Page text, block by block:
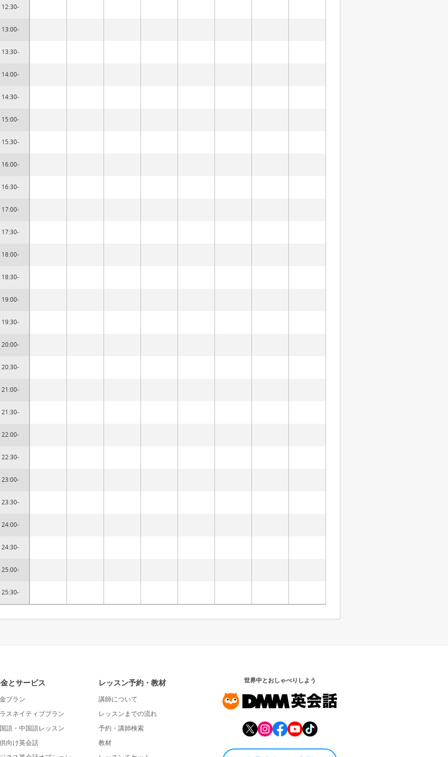
12:30-
13:00-
13:30-
14:00-
14:30-
15:00-
15:30-
16:00-
16:30-
17:00-
17:30-
18:00-
18:30-
19:00-
19:30-
20:00-
20:30-
21:00-
21:30-
22:00-
22:30-
23:00-
23:30-
24:00-
24:30-
25:00-
25:30-
とサービス
プラン
スネイティブプラン
語・中国語レッスン
向け英会話
レッスン予約・教材
講師について
レッスンまでの流れ
予約・講師検索
教材
世界中とおしゃべりしよう